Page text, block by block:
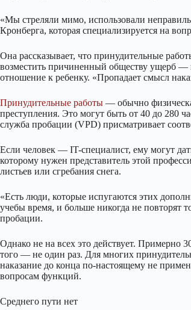
«Мы стреляли мимо, использовали
Кронберга, которая специализируется на
Она рассказывает, что принудительные
возместить причиненный обществу ущерб —
отношение к ребенку. «Пропадает смысл
Принудительные работы — обычно
преступления. Это могут быть от 40 до 280
служба пробации (VPD) присматривает
Если человек — IT-специалист, ему могут
которому нужен представитель этой
листьев или сгребания снега.
«Есть люди, которые испугаются этих
учебы время, и больше никогда не повторят
пробации.
Однако не на всех это действует. Примерно
того — не один раз. Для многих
наказание до конца по-настоящему не
вопросам функций.
Среднего пути нет